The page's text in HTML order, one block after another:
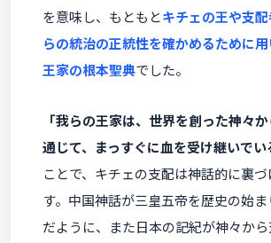
を意味し、もともとキチェの王や支
らの統治の正統性を確かめるために
王家の根本聖典でした。
「我らの王家は、世界を創った神々
通じて、まっすぐに血を受け継いでい
ことで、キチェの支配は神話的に裏
す。中国神話が三皇五帝を歴史の始
だように、また日本の記紀が神々か